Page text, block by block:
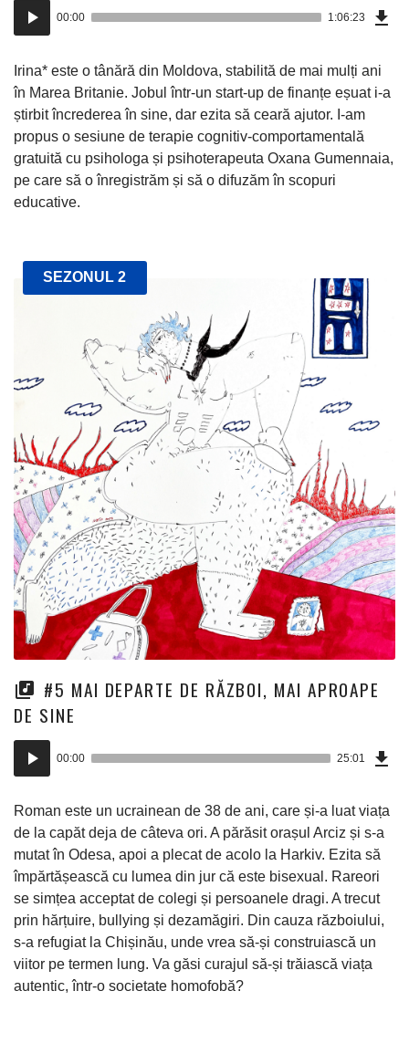
Player
audio
00:00 1:06:23
Irina* este o tânără din Moldova, stabilită de mai mulți ani
în Marea Britanie. Jobul într-un start-up de finanțe eșuat i-a
știrbit încrederea în sine, dar ezita să ceară ajutor. I-am
propus o sesiune de terapie cognitiv-comportamentală
gratuită cu psihologa și psihoterapeuta Oxana Gumennaia,
pe care să o înregistrăm și să o difuzăm în scopuri
educative.
SEZONUL 2
#5 MAI DEPARTE DE RĂZBOI, MAI APROAPE
DE SINE
Player
audio
00:00 25:01
Roman este un ucrainean de 38 de ani, care și-a luat viața
de la capăt deja de câteva ori. A părăsit orașul Arciz și s-a
mutat în Odesa, apoi a plecat de acolo la Harkiv. Ezita să
împărtășească cu lumea din jur că este bisexual. Rareori
se simțea acceptat de colegi și persoanele dragi. A trecut
prin hărțuire, bullying și dezamăgiri. Din cauza războiului,
s-a refugiat la Chișinău, unde vrea să-și construiască un
viitor pe termen lung. Va găsi curajul să-și trăiască viața
autentic, într-o societate homofobă?